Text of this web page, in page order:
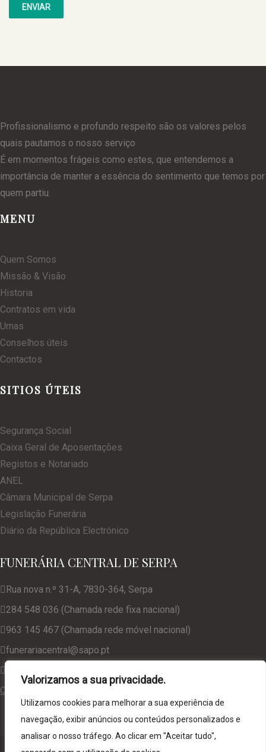
Valorizamos a sua privacidade.
Utilizamos cookies para melhorar a sua experiência de
navegação, exibir anúncios ou conteúdos personalizados e
analisar o nosso tráfego. Ao clicar em "Aceitar tudo",
Profissionalismo e profundo respeito são os valores pelos
quais pautamos o nosso serviço
É em momentos frágeis como estes, que entendemos a
importância de manter a essência do sentimento que temos por
quem partiu.
MENU
Quem Somos
Missão & Visão
Historia
Contratos em vida
Urnas
Conselhos úteis
Contactos
SITIOS ÚTEIS
Segurança Social
Caixa Geral de Aposentações
Registos e Notariado
ANEL
Câmara Municipal de Serpa
Legislação Funerária
Diário da República Electrónico
FUNERÁRIA CENTRAL DE SERPA
Rua nova n.º 31-A, 7830-364, Serpa
284 548 036 (Chamada rede fixa nacional)
963 145 467 (Chamada rede móvel nacional)
funerariacentral@sapo.pt
Consulte a nossa Política de Privacidade